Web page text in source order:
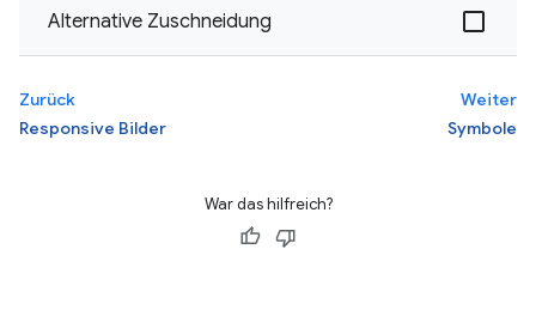
Alternative Zuschneidung
Zurück
Responsive Bilder
Weiter
Symbole
War das hilfreich?